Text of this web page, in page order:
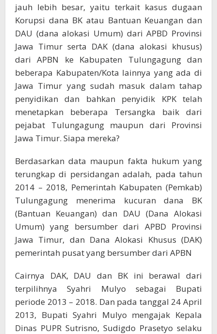
jauh lebih besar, yaitu terkait kasus dugaan
Korupsi dana BK atau Bantuan Keuangan dan
DAU (dana alokasi Umum) dari APBD Provinsi
Jawa Timur serta DAK (dana alokasi khusus)
dari APBN ke Kabupaten Tulungagung dan
beberapa Kabupaten/Kota lainnya yang ada di
Jawa Timur yang sudah masuk dalam tahap
penyidikan dan bahkan penyidik KPK telah
menetapkan beberapa Tersangka baik dari
pejabat Tulungagung maupun dari Provinsi
Jawa Timur. Siapa mereka?
Berdasarkan data maupun fakta hukum yang
terungkap di persidangan adalah, pada tahun
2014 – 2018, Pemerintah Kabupaten (Pemkab)
Tulungagung menerima kucuran dana BK
(Bantuan Keuangan) dan DAU (Dana Alokasi
Umum) yang bersumber dari APBD Provinsi
Jawa Timur, dan Dana Alokasi Khusus (DAK)
pemerintah pusat yang bersumber dari APBN
Cairnya DAK, DAU dan BK ini berawal dari
terpilihnya Syahri Mulyo sebagai Bupati
periode 2013 – 2018. Dan pada tanggal 24 April
2013, Bupati Syahri Mulyo mengajak Kepala
Dinas PUPR Sutrisno, Sudigdo Prasetyo selaku